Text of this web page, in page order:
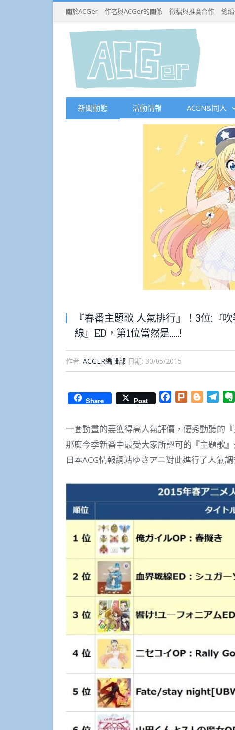
關於ACGer 作者與ACGer的關係 徵稿與推廣合作 總
新聞動態 活動情報 ACGN&同人
『春番主題歌 人氣排行』！3位:『
線』ED，第1位當然是…..!
作者: ACGER編輯部 日期: 30/05/2015
Share Post Facebook
Plurk Blogger
一套動畫的要獲得高人氣評價，優秀動聽的
那麼今季新番中最受大家所認可的『主題歌
日本ACG情報網站ゆさアニ對此進行了人氣